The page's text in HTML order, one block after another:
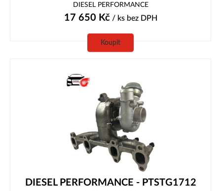
DIESEL PERFORMANCE
17 650 Kč/ ks bez DPH
Koupit
DIESEL PERFORMANCE - PTSTG1712